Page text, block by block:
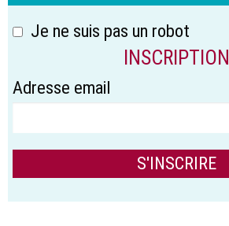
Je ne suis pas un robot
INSCRIPTION
Adresse email